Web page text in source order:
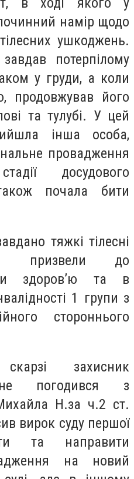
намір щодо
ушкоджень.
потерпілому
у груди, а коли
продовжував його
та тулубі. У цей
інша особа,
провадження
досудового
почала бити
тяжкі тілесні
призвели до
здоров’ю та в
1 групи з
стороннього
захисник
не погодився з
Н.за ч.2 ст.
вирок суду першої
та направити
на новий